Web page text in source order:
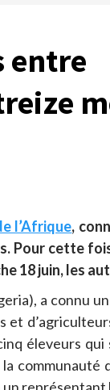
entre
l’Afrique,
Pour cette
18 juin, les
a connu
et
éleveurs qui
communauté